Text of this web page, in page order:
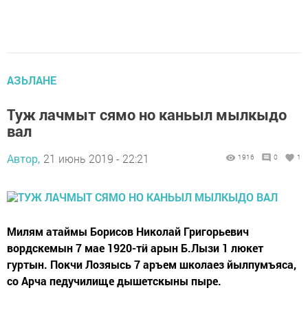
АЗЬЛАНЕ
Туж лачмыт сямо но каньыл мылкыдо
вал
Автор, 21 июнь 2019 - 22:21 1916 0 1
Милям атаймы Борисов Николай Григорьевич
вордскемын 7 мае 1920-тӥ арын Б.Лызи 1 люкет
гуртын. Покчи Лозяысь 7 аръем школаез йылпумъяса,
со Арча педучилище дышетскыны пыре.